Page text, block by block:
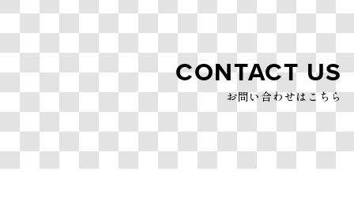
CONTACT US
お問い合わせはこちら